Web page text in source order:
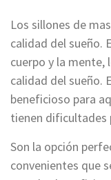
Los sillones de
calidad del sueño.
cuerpo y la mente,
calidad del sueño.
beneficioso para
tienen dificultades
Son la opción
convenientes que